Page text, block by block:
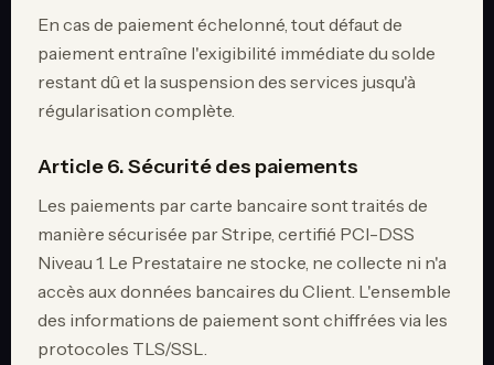
En cas de paiement échelonné, tout défaut de
paiement entraîne l'exigibilité immédiate du solde
restant dû et la suspension des services jusqu'à
régularisation complète.
Article 6. Sécurité des paiements
Les paiements par carte bancaire sont traités de
manière sécurisée par Stripe, certifié PCI-DSS
Niveau 1. Le Prestataire ne stocke, ne collecte ni n'a
accès aux données bancaires du Client. L'ensemble
des informations de paiement sont chiffrées via les
protocoles TLS/SSL.